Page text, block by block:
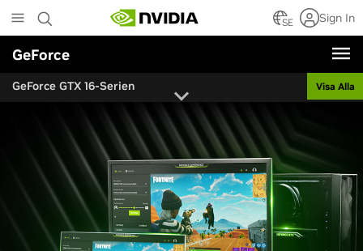
to
main
content
SE Sign In
GeForce
GeForce GTX 16-Serien Visa Alla